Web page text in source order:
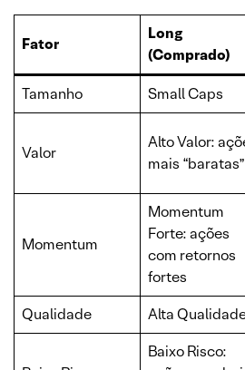
Fator
Long
(Comprado)
Tamanho Small Caps
Valor
Alto Valor:
mais “baratas”
Momentum
Momentum
Forte: ações
com retornos
fortes
Qualidade
Alta
Baixo Risco: